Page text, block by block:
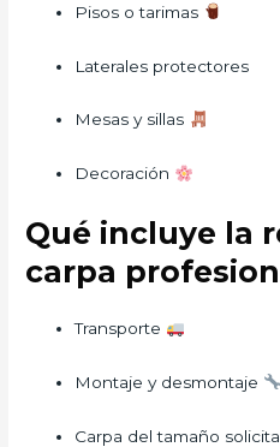
Pisos o tarimas
Laterales protectores
Mesas y sillas
Decoración
Qué incluye la
carpa
Transporte
Montaje y desmontaje
Carpa del tamaño